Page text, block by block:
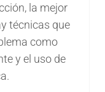
la mejor
técnicas que
como
y el uso de